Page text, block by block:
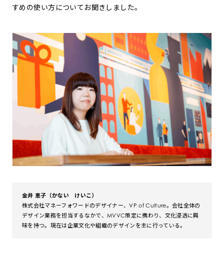
すめの使い方についてお聞きしました。
金井 恵子（かない けいこ）
株式会社マネーフォワードのデザイナー、VP of Culture。会社全体の
デザイン業務を担当するなかで、MVVC策定に携わり、文化浸透に興
味を持つ。現在は企業文化や組織のデザインを主に行っている。